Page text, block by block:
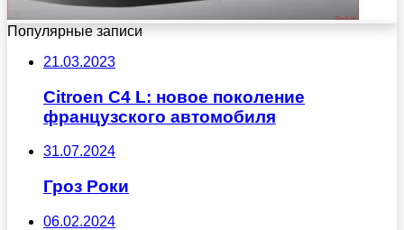
Популярные записи
21.03.2023
Citroen C4 L: новое поколение
французского автомобиля
31.07.2024
Гроз Роки
06.02.2024